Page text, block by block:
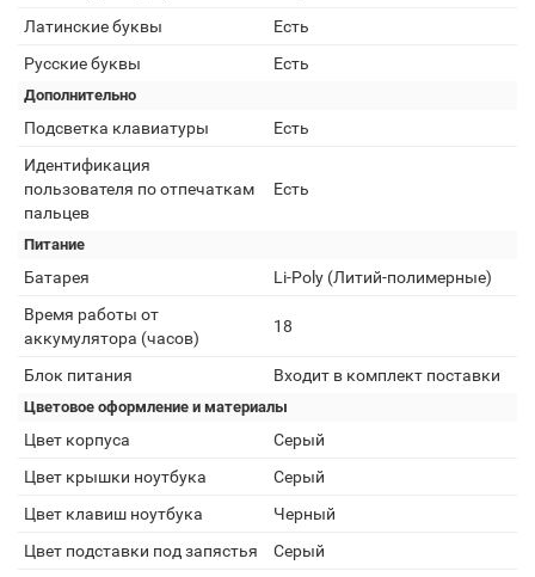
Латинские буквы
Есть
Русские буквы
Есть
Дополнительно
Подсветка клавиатуры
Есть
Идентификация
пользователя по отпечаткам
пальцев
Есть
Питание
Батарея
Li-Poly (Литий-полимерные)
Время работы от
аккумулятора (часов)
18
Блок питания Входит в комплект поставки
Цветовое оформление и материалы
Цвет корпуса
Серый
Цвет крышки ноутбука
Серый
Цвет клавиш ноутбука
Черный
Цвет подставки под запястья
Серый